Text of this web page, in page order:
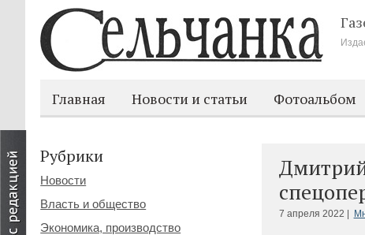
Главная Новости и статьи Фотоальбом
7 апреля 2022 |
Рубрики
Новости
Власть и общество
Экономика, производство